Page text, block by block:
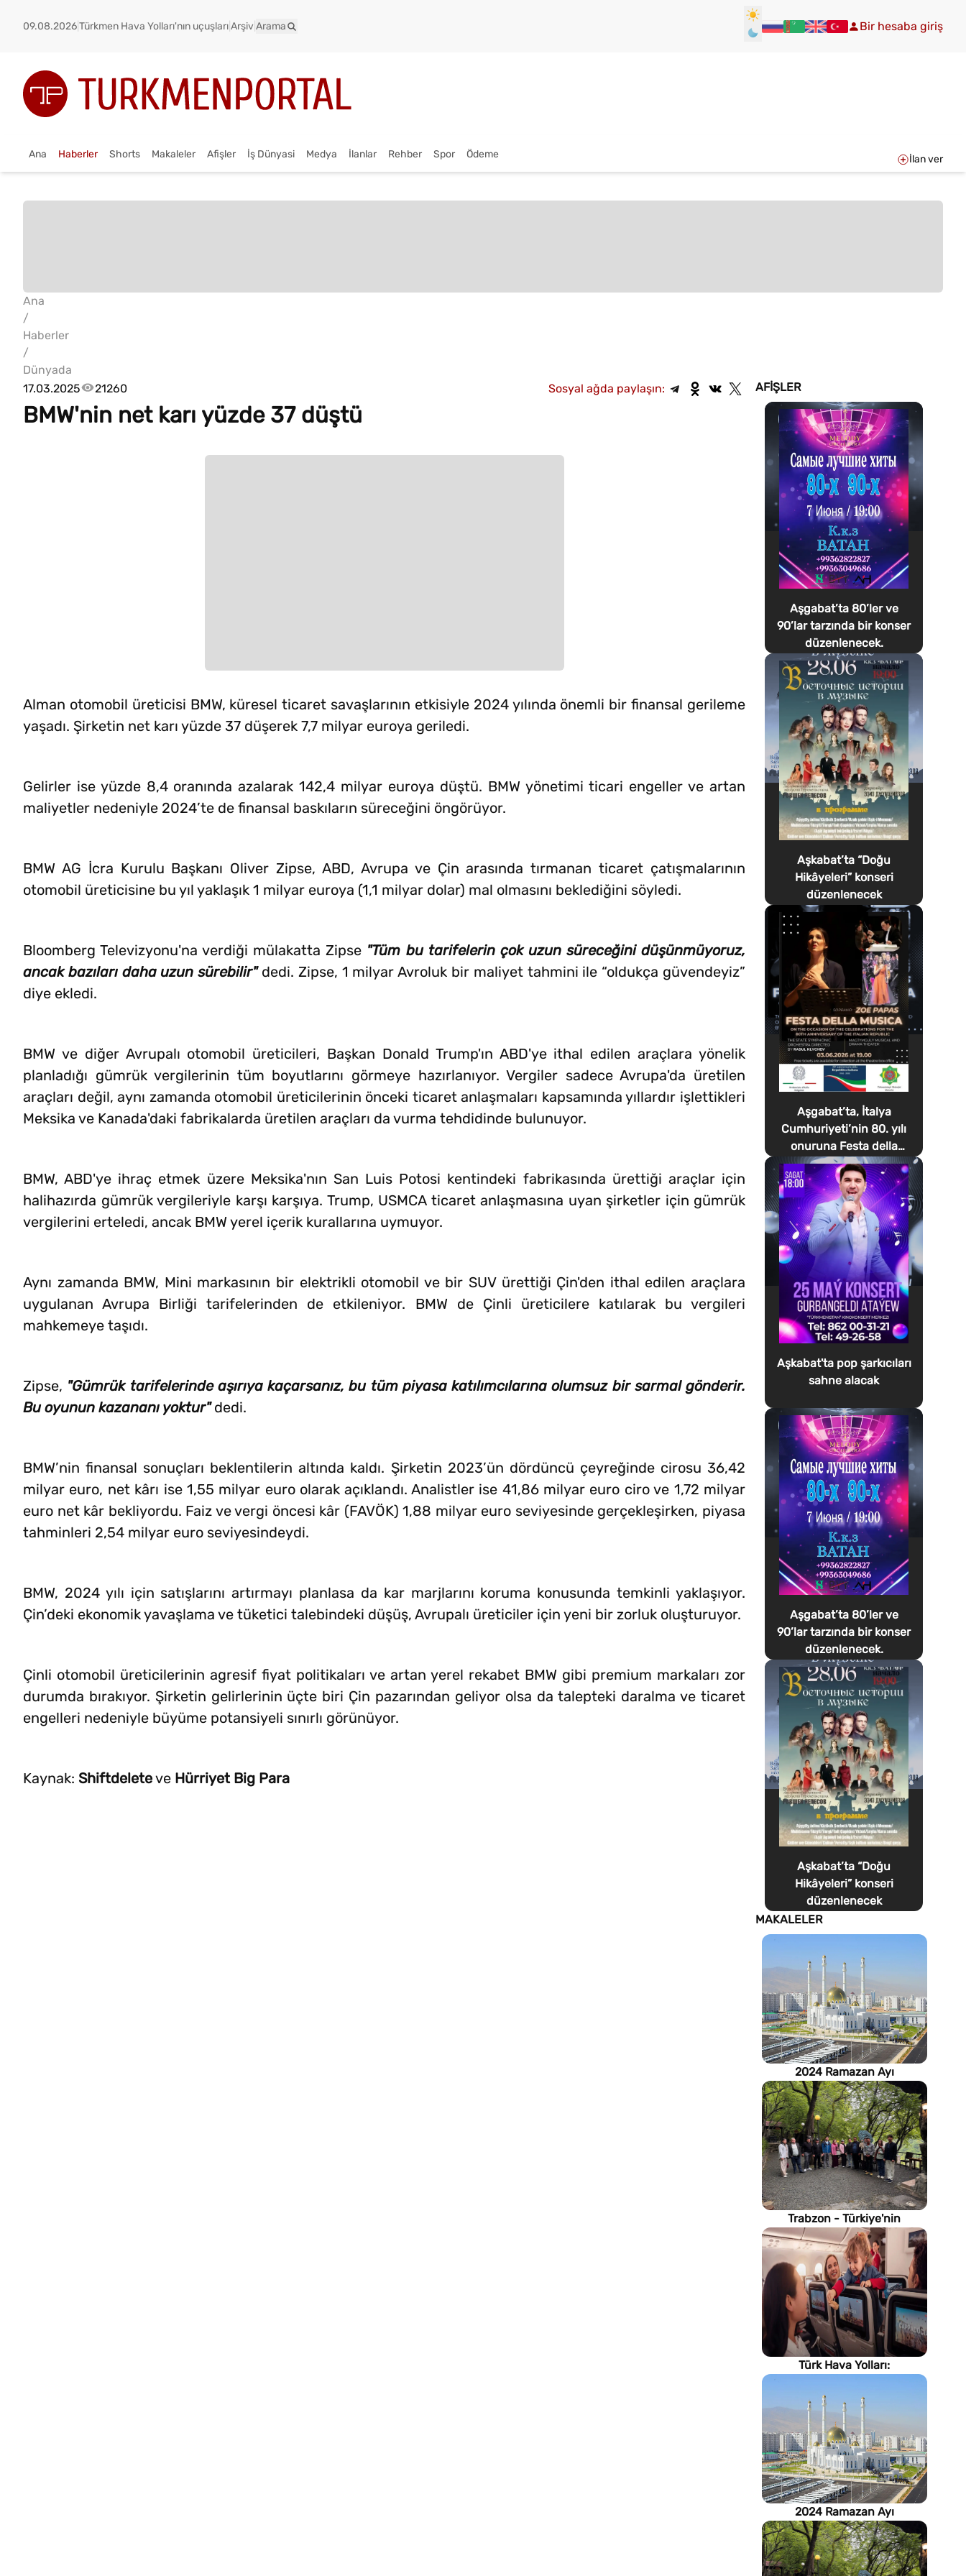
09.08.2026Türkmen Hava Yolları'nın uçuşlarıArşiv Arama Bir hesaba giriş
Ana Haberler Shorts Makaleler Afişler İş Dünyasi Medya İlanlar Rehber Spor Ödeme İlan ver
Ana
/
Haberler
/
Dünyada
17.03.2025
21260 Sosyal ağda paylaşın:
BMW'nin net karı yüzde 37 düştü
Alman otomobil üreticisi BMW, küresel ticaret savaşlarının etkisiyle 2024 yılında önemli bir finansal gerileme
yaşadı. Şirketin net karı yüzde 37 düşerek 7,7 milyar euroya geriledi.
Gelirler ise yüzde 8,4 oranında azalarak 142,4 milyar euroya düştü. BMW yönetimi ticari engeller ve artan
maliyetler nedeniyle 2024’te de finansal baskıların süreceğini öngörüyor.
BMW AG İcra Kurulu Başkanı Oliver Zipse, ABD, Avrupa ve Çin arasında tırmanan ticaret çatışmalarının
otomobil üreticisine bu yıl yaklaşık 1 milyar euroya (1,1 milyar dolar) mal olmasını beklediğini söyledi.
Bloomberg Televizyonu'na verdiği mülakatta Zipse "Tüm bu tarifelerin çok uzun süreceğini düşünmüyoruz,
ancak bazıları daha uzun sürebilir"dedi. Zipse, 1 milyar Avroluk bir maliyet tahmini ile “oldukça güvendeyiz”
diye ekledi.
BMW ve diğer Avrupalı otomobil üreticileri, Başkan Donald Trump'ın ABD'ye ithal edilen araçlara yönelik
planladığı gümrük vergilerinin tüm boyutlarını görmeye hazırlanıyor. Vergiler sadece Avrupa'da üretilen
araçları değil, aynı zamanda otomobil üreticilerinin önceki ticaret anlaşmaları kapsamında yıllardır işlettikleri
Meksika ve Kanada'daki fabrikalarda üretilen araçları da vurma tehdidinde bulunuyor.
BMW, ABD'ye ihraç etmek üzere Meksika'nın San Luis Potosi kentindeki fabrikasında ürettiği araçlar için
halihazırda gümrük vergileriyle karşı karşıya. Trump, USMCA ticaret anlaşmasına uyan şirketler için gümrük
vergilerini erteledi, ancak BMW yerel içerik kurallarına uymuyor.
Aynı zamanda BMW, Mini markasının bir elektrikli otomobil ve bir SUV ürettiği Çin'den ithal edilen araçlara
uygulanan Avrupa Birliği tarifelerinden de etkileniyor. BMW de Çinli üreticilere katılarak bu vergileri
mahkemeye taşıdı.
Zipse, "Gümrük tarifelerinde aşırıya kaçarsanız, bu tüm piyasa katılımcılarına olumsuz bir sarmal gönderir.
Bu oyunun kazananı yoktur"dedi.
BMW’nin finansal sonuçları beklentilerin altında kaldı. Şirketin 2023’ün dördüncü çeyreğinde cirosu 36,42
milyar euro, net kârı ise 1,55 milyar euro olarak açıklandı. Analistler ise 41,86 milyar euro ciro ve 1,72 milyar
euro net kâr bekliyordu. Faiz ve vergi öncesi kâr (FAVÖK) 1,88 milyar euro seviyesinde gerçekleşirken, piyasa
tahminleri 2,54 milyar euro seviyesindeydi.
BMW, 2024 yılı için satışlarını artırmayı planlasa da kar marjlarını koruma konusunda temkinli yaklaşıyor.
Çin’deki ekonomik yavaşlama ve tüketici talebindeki düşüş, Avrupalı üreticiler için yeni bir zorluk oluşturuyor.
Çinli otomobil üreticilerinin agresif fiyat politikaları ve artan yerel rekabet BMW gibi premium markaları zor
durumda bırakıyor. Şirketin gelirlerinin üçte biri Çin pazarından geliyor olsa da talepteki daralma ve ticaret
engelleri nedeniyle büyüme potansiyeli sınırlı görünüyor.
Kaynak: Shiftdeleteve Hürriyet Big Para
AFIŞLER
Aşgabat’ta 80’ler ve
90’lar tarzında bir konser
düzenlenecek.
Aşkabat’ta “Doğu
Hikâyeleri” konseri
düzenlenecek
Aşgabat’ta, İtalya
Cumhuriyeti’nin 80. yılı
onuruna Festa della
Musica düzenlenecek
Aşkabat'ta pop şarkıcıları
sahne alacak
Aşgabat’ta 80’ler ve
90’lar tarzında bir konser
düzenlenecek.
Aşkabat’ta “Doğu
Hikâyeleri” konseri
düzenlenecek
MAKALELER
2024 Ramazan Ayı
imsakiyesi (Türkmenistan)
Trabzon - Türkiye'nin
Karadeniz kıyısındaki gururu
Türk Hava Yolları:
2024 Ramazan Ayı
imsakiyesi (Türkmenistan)